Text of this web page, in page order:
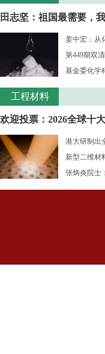
田志坚：祖国最需要，
姜中宏：从
第449期双
基金委化学
工程材料
欢迎投票：2026全球十
港大研制出
新型二维材
张炳炎院士